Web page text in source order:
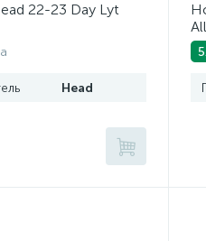
22-23 Day Lyt
Head